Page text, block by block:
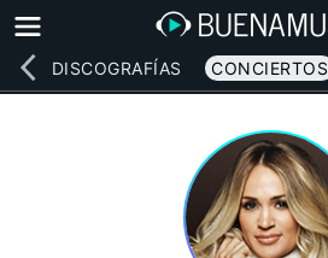
DISCOGRAFÍAS CONCIERTOS